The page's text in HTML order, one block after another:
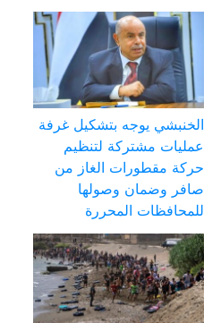
الخنبشي يوجه بتشكيل غرفة
عمليات مشتركة لتنظيم
حركة مقطورات الغاز من
صافر وضمان وصولها
للمحافظات المحررة